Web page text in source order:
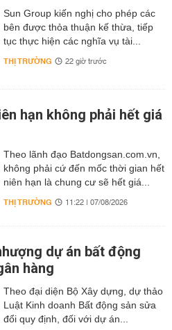
Sun Group kiến nghị cho phép các
bên được thỏa thuận kế thừa, tiếp
tục thực hiện các nghĩa vụ tài...
THỊ TRƯỜNG 22 giờ trước
hạn không phải hết giá
Theo lãnh đạo Batdongsan.com.vn,
không phải cứ đến mốc thời gian hết
niên hạn là chung cư sẽ hết giá...
THỊ TRƯỜNG 11:22 | 07/08/2026
dự án bất động
hàng
Theo đại diện Bộ Xây dựng, dự thảo
Luật Kinh doanh Bất động sản sửa
đổi quy định, đối với dự án...